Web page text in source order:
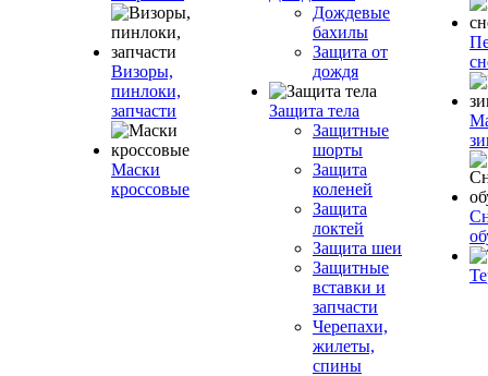
Визоры,
пинлоки,
запчасти
Маски
кроссовые
Дождевые
бахилы
Защита от
дождя
Защита тела
Защитные
шорты
Защита
коленей
Защита
локтей
Защита шеи
Защитные
вставки и
запчасти
Черепахи,
жилеты,
спины